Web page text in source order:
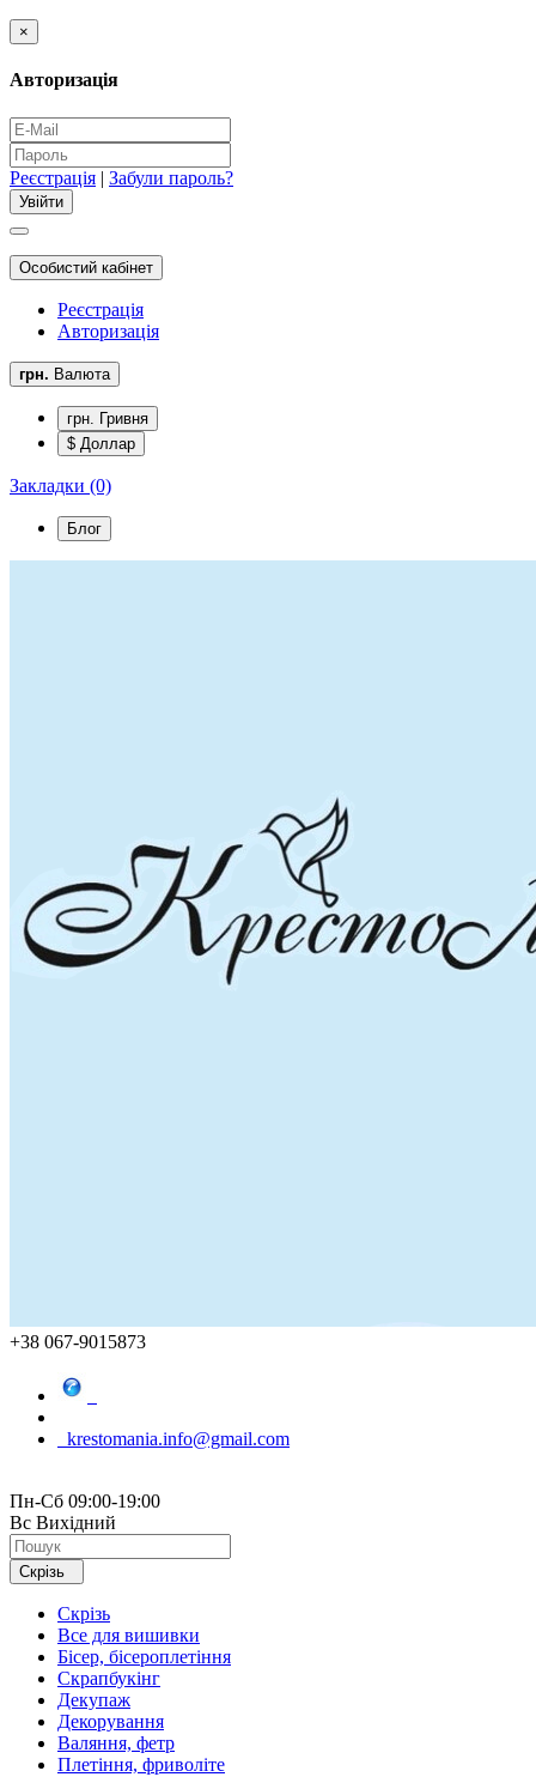
×
Авторизація
Реєстрація | Забули пароль?
Особистий кабінет
Реєстрація
Авторизація
грн. Валюта
грн. Гривня
$ Доллар
Закладки (0)
Блог
+38 067-9015873
krestomania.info@gmail.com
Пн-Сб 09:00-19:00
Вс Вихідний
Скрізь
Скрізь
Все для вишивки
Бісер, бісероплетіння
Скрапбукінг
Декупаж
Декорування
Валяння, фетр
Плетіння, фриволіте